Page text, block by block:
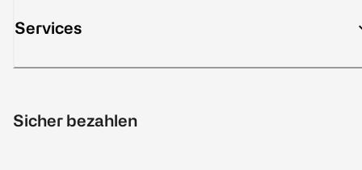
Services
Sicher bezahlen